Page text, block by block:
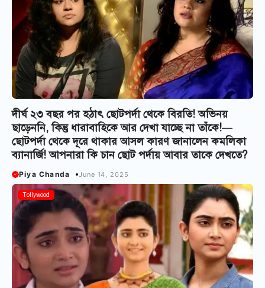
দীর্ঘ ২৩ বছর পর হঠাৎ ছোটপর্দা থেকে বিরতি! অভিনয়
ছাড়েননি, কিন্তু ধারাবাহিকে আর দেখা যাচ্ছে না তাঁকে!—
ছোটপর্দা থেকে দূরে থাকার আসল কারণ জানালেন কমলিকা
ব্যানার্জি! আপনারা কি চান ছোট পর্দায় আবার তাকে দেখতে?
Piya Chanda June 14, 2025
Tollywood